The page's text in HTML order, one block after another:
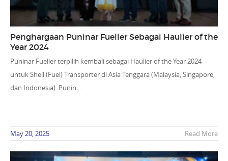
Penghargaan Puninar Fueller Sebagai Haulier of the
Year 2024
Puninar Fueller terpilih kembali sebagai Haulier of the Year 2024
untuk Shell (Fuel) Transporter di Asia Tenggara (Malaysia, Singapore,
dan Indonesia). Punin...
May 20, 2025 Read More